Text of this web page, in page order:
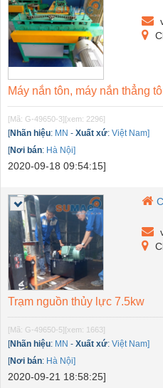
Máy nắn tôn, máy nắn thẳng
[Mã: G-49650-3][xem: 2296]
[Nhãn hiệu: MN - Xuất xứ: Việt Nam]
[Nơi bán: Hà Nội]
2020-09-18 09:54:15]
Trạm nguồn thủy lực 7.5kw
[Mã: G-49650-5][xem: 1663]
[Nhãn hiệu: MN - Xuất xứ: Việt Nam]
[Nơi bán: Hà Nội]
2020-09-21 18:58:25]